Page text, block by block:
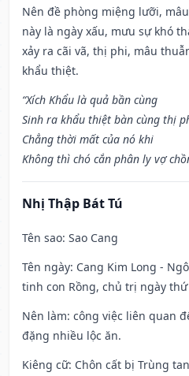
Nên đề phòng miệng lưỡi,
này là ngày xấu, mưu sự khó
xảy ra cãi vã, thị phi, mâu
khẩu thiệt.
“Xích Khẩu là quả bần cùng
Sinh ra khẩu thiệt bàn cùng thị
Chẳng thời mất của nó khi
Không thì chó cắn phân ly vợ
Nhị Thập Bát Tú
Tên sao: Sao Cang
Tên ngày: Cang Kim Long -
tinh con Rồng, chủ trị ngày thứ
Nên làm: công việc liên quan
đặng nhiều lộc ăn.
Kiêng cữ: Chôn cất bị Trùng